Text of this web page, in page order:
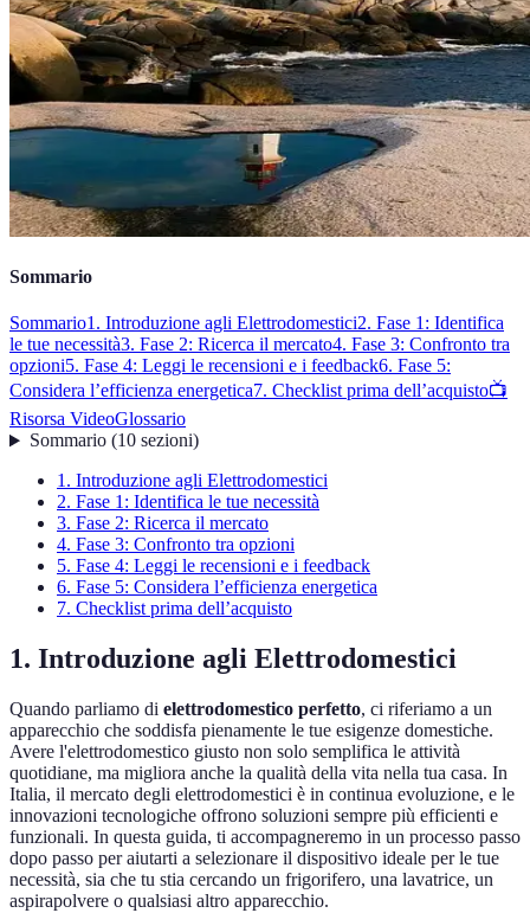
Sommario
Sommario1. Introduzione agli Elettrodomestici2. Fase 1: Identifica
le tue necessità3. Fase 2: Ricerca il mercato4. Fase 3: Confronto tra
opzioni5. Fase 4: Leggi le recensioni e i feedback6. Fase 5:
Considera l’efficienza energetica7. Checklist prima dell’acquisto📺
Risorsa VideoGlossario
Sommario(10 sezioni)
1. Introduzione agli Elettrodomestici
2. Fase 1: Identifica le tue necessità
3. Fase 2: Ricerca il mercato
4. Fase 3: Confronto tra opzioni
5. Fase 4: Leggi le recensioni e i feedback
6. Fase 5: Considera l’efficienza energetica
7. Checklist prima dell’acquisto
1. Introduzione agli Elettrodomestici
Quando parliamo di elettrodomestico perfetto, ci riferiamo a un
apparecchio che soddisfa pienamente le tue esigenze domestiche.
Avere l'elettrodomestico giusto non solo semplifica le attività
quotidiane, ma migliora anche la qualità della vita nella tua casa. In
Italia, il mercato degli elettrodomestici è in continua evoluzione, e le
innovazioni tecnologiche offrono soluzioni sempre più efficienti e
funzionali. In questa guida, ti accompagneremo in un processo passo
dopo passo per aiutarti a selezionare il dispositivo ideale per le tue
necessità, sia che tu stia cercando un frigorifero, una lavatrice, un
aspirapolvere o qualsiasi altro apparecchio.